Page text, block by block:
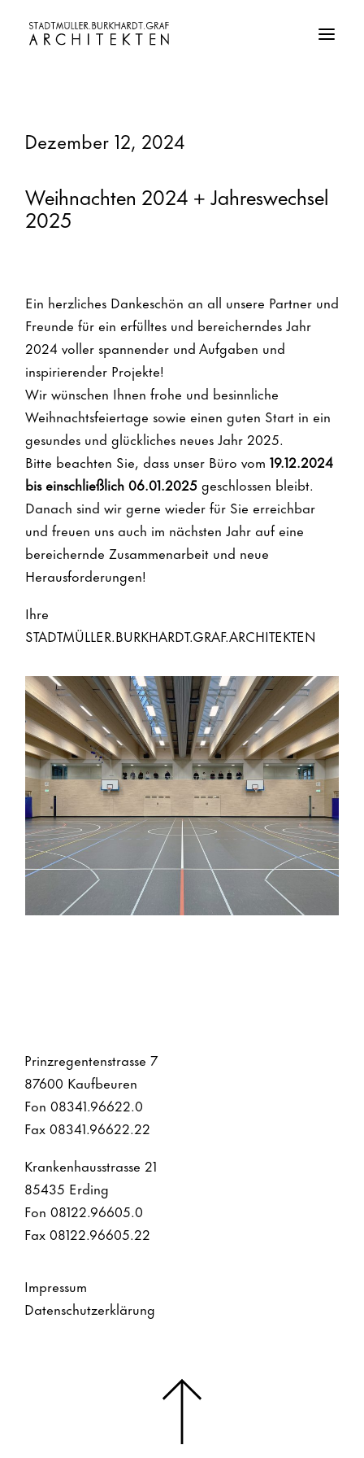
Startseite
Projekte
Büro
Meldungen
Dezember 12, 2024
Weihnachten 2024 + Jahreswechsel
2025
Ein herzliches Dankeschön an all unsere Partner und
Freunde für ein erfülltes und bereicherndes Jahr
2024 voller spannender und Aufgaben und
inspirierender Projekte!
Wir wünschen Ihnen frohe und besinnliche
Weihnachtsfeiertage sowie einen guten Start in ein
gesundes und glückliches neues Jahr 2025.
Bitte beachten Sie, dass unser Büro vom 19.12.2024
bis einschließlich 06.01.2025geschlossen bleibt.
Danach sind wir gerne wieder für Sie erreichbar
und freuen uns auch im nächsten Jahr auf eine
bereichernde Zusammenarbeit und neue
Herausforderungen!
Ihre
STADTMÜLLER.BURKHARDT.GRAF.ARCHITEKTEN
Prinzregentenstrasse 7
87600 Kaufbeuren
Fon 08341.96622.0
Fax 08341.96622.22
Krankenhausstrasse 21
85435 Erding
Fon 08122.96605.0
Fax 08122.96605.22
Impressum
Datenschutzerklärung